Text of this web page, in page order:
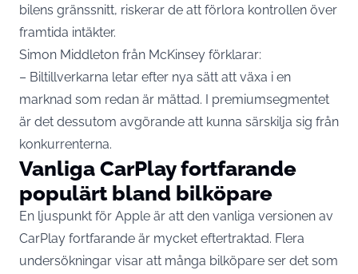
bilens gränssnitt, riskerar de att förlora kontrollen över
framtida intäkter.
Simon Middleton från McKinsey förklarar:
– Biltillverkarna letar efter nya sätt att växa i en
marknad som redan är mättad. I premiumsegmentet
är det dessutom avgörande att kunna särskilja sig från
konkurrenterna.
Vanliga CarPlay fortfarande
populärt bland bilköpare
En ljuspunkt för Apple är att den vanliga versionen av
CarPlay fortfarande är mycket eftertraktad. Flera
undersökningar visar att många bilköpare ser det som